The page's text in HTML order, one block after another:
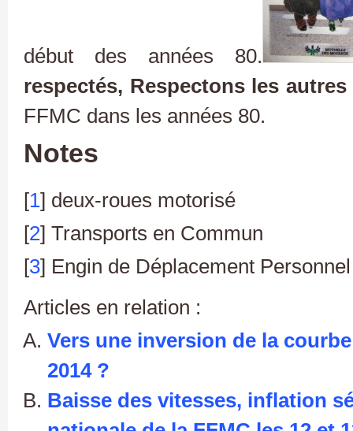
début des années 80.
respectés, Respectons les autres
FFMC dans les années 80.
Notes
[1] deux-roues motorisé
[2] Transports en Commun
[3] Engin de Déplacement
Articles en relation :
Vers une inversion de la
2014 ?
Baisse des vitesses, inflation